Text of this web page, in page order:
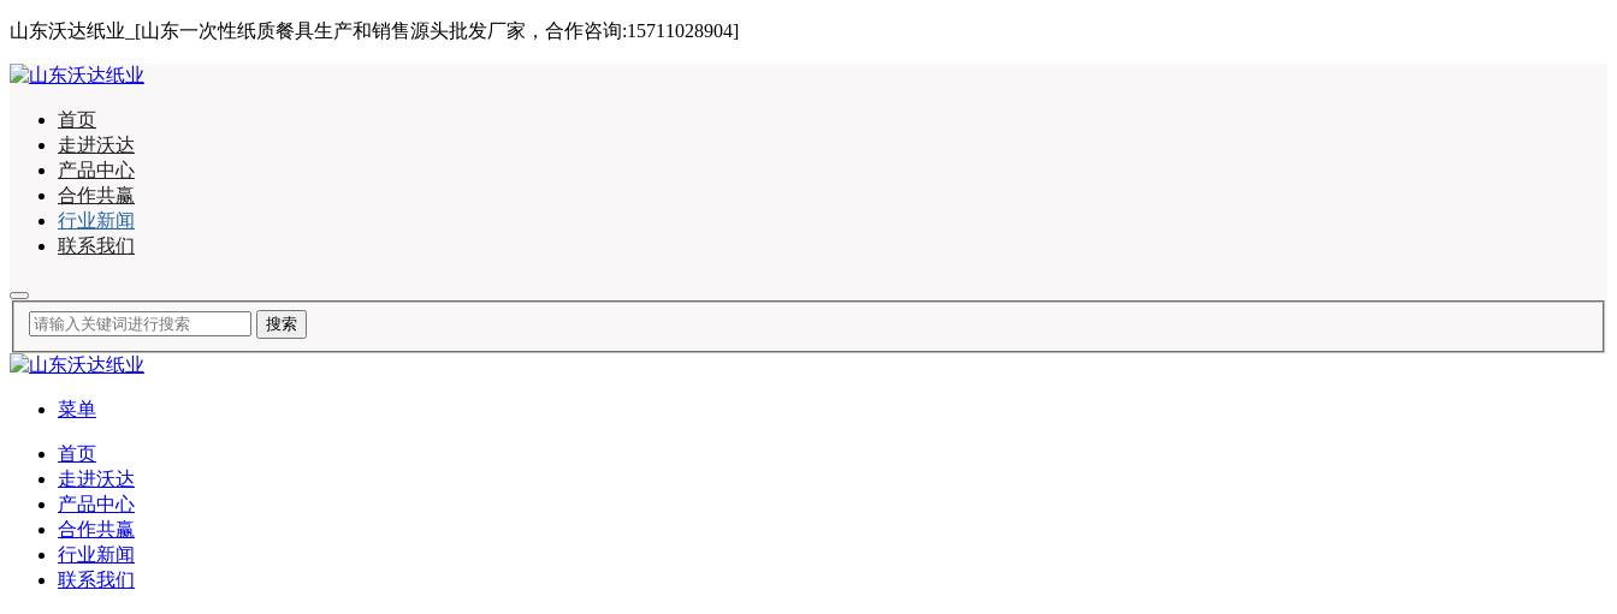
山东沃达纸业_[山东一次性纸质餐具生产和销售源头批发厂家，合作咨询:15711028904]
首页
走进沃达
产品中心
合作共赢
行业新闻
联系我们
菜单
首页
走进沃达
产品中心
合作共赢
行业新闻
联系我们